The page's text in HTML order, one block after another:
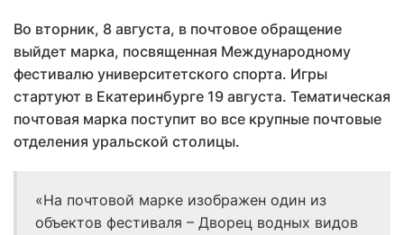
Во вторник, 8 августа, в почтовое обращение
выйдет марка, посвященная Международному
фестивалю университетского спорта. Игры
стартуют в Екатеринбурге 19 августа. Тематическая
почтовая марка поступит во все крупные почтовые
отделения уральской столицы.
«На почтовой марке изображен один из
объектов фестиваля – Дворец водных видов